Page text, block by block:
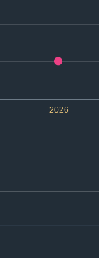
2026